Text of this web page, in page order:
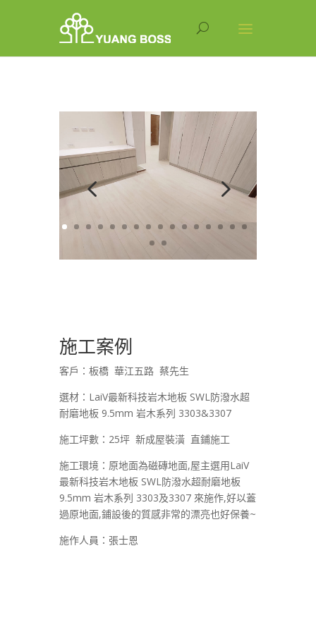
施工案例
客戶：板橋 華江五路 蔡先生
選材：LaiV最新科技岩木地板 SWL防潑水超
耐磨地板 9.5mm 岩木系列 3303&3307
施工坪數：25坪 新成屋裝潢 直鋪施工
施工環境：原地面為磁磚地面,屋主選用LaiV
最新科技岩木地板 SWL防潑水超耐磨地板
9.5mm 岩木系列 3303及3307 來施作,好以蓋
過原地面,鋪設後的質感非常的漂亮也好保養~
施作人員：張士恩